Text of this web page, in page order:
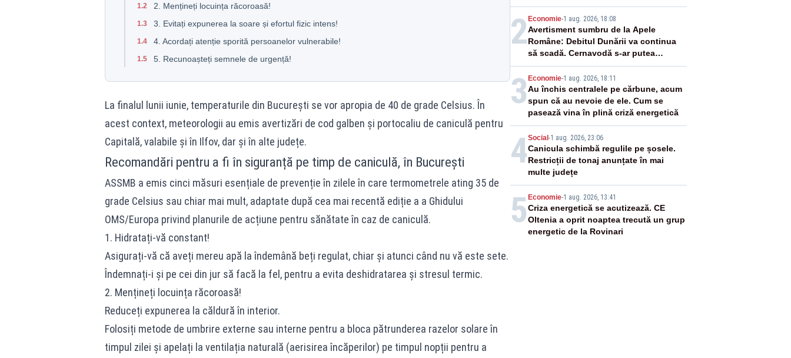
1.2 2. Mențineți locuința răcoroasă!
1.3 3. Evitați expunerea la soare și efortul fizic intens!
1.4 4. Acordați atenție sporită persoanelor vulnerabile!
1.5 5. Recunoașteți semnele de urgență!
La finalul lunii iunie, temperaturile din București se vor apropia de 40 de grade Celsius. În
acest context, meteorologii au emis avertizări de cod galben și portocaliu de caniculă pentru
Capitală, valabile și în Ilfov, dar și în alte județe.
Recomandări pentru a fi în siguranță pe timp de caniculă, în București
ASSMB a emis cinci măsuri esențiale de prevenție în zilele în care termometrele ating 35 de
grade Celsius sau chiar mai mult, adaptate după cea mai recentă ediție a a Ghidului
OMS/Europa privind planurile de acțiune pentru sănătate în caz de caniculă.
1. Hidratați-vă constant!
Asigurați-vă că aveți mereu apă la îndemână beți regulat, chiar și atunci când nu vă este sete.
Îndemnați-i și pe cei din jur să facă la fel, pentru a evita deshidratarea și stresul termic.
2. Mențineți locuința răcoroasă!
Reduceți expunerea la căldură în interior.
Folosiți metode de umbrire externe sau interne pentru a bloca pătrunderea razelor solare în
timpul zilei și apelați la ventilația naturală (aerisirea încăperilor) pe timpul nopții pentru a
2Economie-1 aug. 2026, 18:08
Avertisment sumbru de la Apele
Române: Debitul Dunării va continua
să scadă. Cernavodă s-ar putea
închide în 4 zile
3 Economie-1 aug. 2026, 18:11
Au închis centralele pe cărbune, acum
spun că au nevoie de ele. Cum se
pasează vina în plină criză energetică
4Social-1 aug. 2026, 23:06
Canicula schimbă regulile pe șosele.
Restricții de tonaj anunțate în mai
multe județe
5 Economie-1 aug. 2026, 13:41
Criza energetică se acutizează. CE
Oltenia a oprit noaptea trecută un grup
energetic de la Rovinari